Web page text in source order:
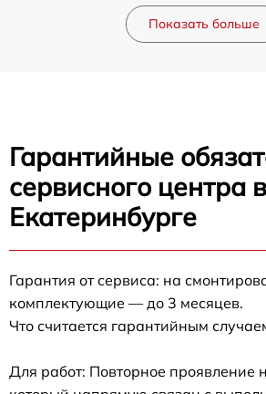
Показать больше
Гарантийные
сервисного центра в
Екатеринбурге
Гарантия от сервиса: на
комплектующие — до 3 месяцев.
Что считается гарантийным
Для работ: Повторное проявление